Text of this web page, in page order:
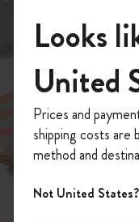
ム サ
スライ
スライド表示4
モレ
「
文が10%オ
ール・ア
Moleskineア
ァーや会員
Looks
United
Prices and
shipping costs are
method and
Not United